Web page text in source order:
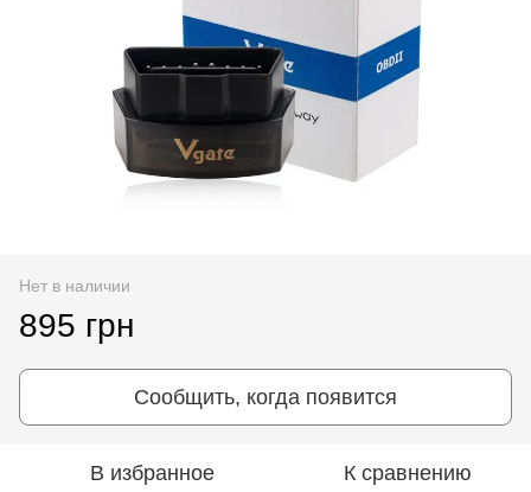
Нет в наличии
895 грн
Сообщить, когда появится
В избранное К сравнению